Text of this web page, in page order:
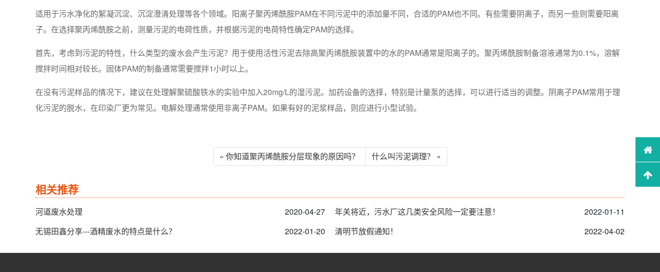
适用于污水净化的絮凝沉淀、沉淀澄清处理等各个领域。阳离子聚丙烯酰胺PAM在不同污泥中的添加量不同，合适的PAM也不同。有些需要阴离子，而另一些则需要阳离
子。在选择聚丙烯酰胺之前，测量污泥的电荷性质，并根据污泥的电荷特性确定PAM的选择。
首先，考虑到污泥的特性，什么类型的废水会产生污泥？用于使用活性污泥去除高聚丙烯酰胺装置中的水的PAM通常是阳离子的。聚丙烯酰胺制备溶液通常为0.1%，溶解
搅拌时间相对较长。固体PAM的制备通常需要搅拌1小时以上。
在没有污泥样品的情况下，建议在处理解聚硫酸铁水的实验中加入20mg/L的湿污泥。加药设备的选择，特别是计量泵的选择，可以进行适当的调整。阴离子PAM常用于理
化污泥的脱水，在印染厂更为常见。电解处理通常使用非离子PAM。如果有好的泥浆样品，则应进行小型试验。
« 你知道聚丙烯酰胺分层现象的原因吗？ 什么叫污泥调理？ »
相关推荐
河道废水处理 2020-04-27 年关将近，污水厂这几类安全风险一定要注意！
2022-01-11
无锡田鑫分享---酒精废水的特点是什么？
2022-01-20 清明节放假通知！ 2022-04-02